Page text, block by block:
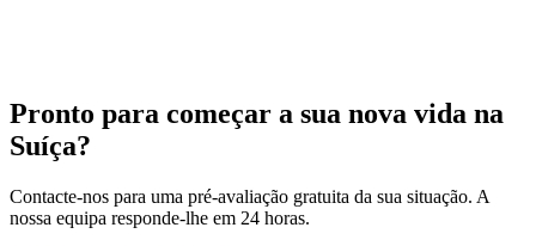
Pronto para começar a sua nova vida na
Suíça?
Contacte-nos para uma pré-avaliação gratuita da sua situação. A
nossa equipa responde-lhe em 24 horas.